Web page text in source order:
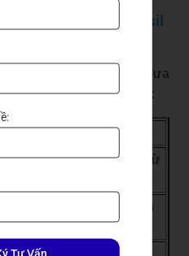
D2-2 của Soongsil
vào,
đưa
học hệ Đại học như sau:
Điều kiện
với điểm trung bình từ
hoặc mẹ mang quốc tịch
Hàn Quốc
Tư Vấn